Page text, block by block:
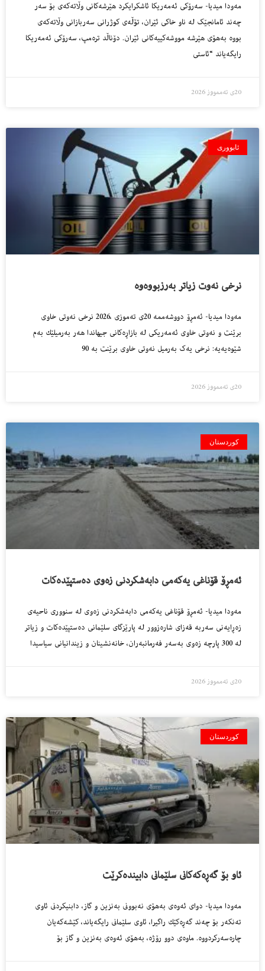
مەودا میدیا- سەرۆکی ئەمەریکا ئاشکرایکرد هێرشەکانی وڵاتەکەی بۆ سەر
چەند ئامانجێک لە ناو خاکی ئێران، تۆڵەی کوژرانی سەربازانی وڵاتەکەی
بووە بەهۆی هێرشە مووشەکییەکانی ئێران. دۆناڵد ترەمپ، سەرۆکی ئەمەریکا
رایگەیاند “ئاستی
20ی تەممووز 2026
ئابووری
نرخی نەوت زیاتر بەرزبووەوە
مەودا میدیا- ئەمڕۆ دووشەممە 20ی تەموزی ،2026 نرخی نەوتی خاوی
برێنت و نەوتی خاوی ئەمەریكی لە بازاڕەكانی جیهاندا هەر بەرمیلێك بەم
شێوەیەیە: نرخی یەک بەرمیل نەوتی خاوی برێنت بە 90
20ی تەممووز 2026
کوردستان
ئەمڕۆ قۆناغی یەکەمی دابەشکردنی زەوی دەستپێدەکات
مەودا میدیا- ئەمڕۆ قۆناغی یەکەمی دابەشکردنی زەوی لە سنووری ناحیەی
زەڕایەنی سەربە قەزای شارەزوور لە پارێزگای سلێمانی دەستپێدەکات و زیاتر
لە 300 پارچە زەوی بەسەر فەرمانبەران، خانەنشینان و زیندانیانی سیاسیدا
20ی تەممووز 2026
کوردستان
ئاو بۆ گه‌ڕه‌كه‌كانى سلێمانى دابینده‌كرێت
مه‌ودا میدیا- دواى ئه‌وه‌ى به‌هۆى نه‌بوونى به‌نزین و گاز، دابنیكردنى ئاوى
ته‌نكه‌ر بۆ چه‌ند گه‌ڕه‌كێك راگیرا، ئاوى سلێمانى رایگه‌یاند، كێشه‌كه‌یان
چاره‌سه‌ركردووه‌. ماوه‌ى دوو رۆژه‌، به‌هۆى ئه‌وه‌ى به‌نزین و گاز بۆ